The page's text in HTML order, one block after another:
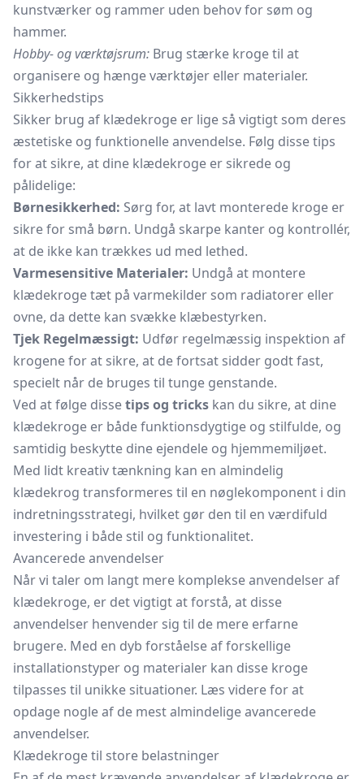
kunstværker og rammer uden behov for søm og
hammer.
Hobby- og værktøjsrum: Brug stærke kroge til at
organisere og hænge værktøjer eller materialer.
Sikkerhedstips
Sikker brug af klædekroge er lige så vigtigt som deres
æstetiske og funktionelle anvendelse. Følg disse tips
for at sikre, at dine klædekroge er sikrede og
pålidelige:
Børnesikkerhed: Sørg for, at lavt monterede kroge er
sikre for små børn. Undgå skarpe kanter og kontrollér,
at de ikke kan trækkes ud med lethed.
Varmesensitive Materialer: Undgå at montere
klædekroge tæt på varmekilder som radiatorer eller
ovne, da dette kan svække klæbestyrken.
Tjek Regelmæssigt: Udfør regelmæssig inspektion af
krogene for at sikre, at de fortsat sidder godt fast,
specielt når de bruges til tunge genstande.
Ved at følge dissetips og tricks kan du sikre, at dine
klædekroge er både funktionsdygtige og stilfulde, og
samtidig beskytte dine ejendele og hjemmemiljøet.
Med lidt kreativ tænkning kan en almindelig
klædekrog transformeres til en nøglekomponent i din
indretningsstrategi, hvilket gør den til en værdifuld
investering i både stil og funktionalitet.
Avancerede anvendelser
Når vi taler om langt mere komplekse anvendelser af
klædekroge, er det vigtigt at forstå, at disse
anvendelser henvender sig til de mere erfarne
brugere. Med en dyb forståelse af forskellige
installationstyper og materialer kan disse kroge
tilpasses til unikke situationer. Læs videre for at
opdage nogle af de mest almindelige avancerede
anvendelser.
Klædekroge til store belastninger